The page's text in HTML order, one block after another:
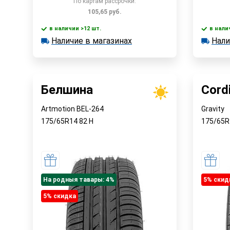
105,65 руб.
В корзину
в наличии >12 шт.
в наличии >12 шт.
Наличие в магазинах в
в
Белшина
Artmotion BEL-264
175/65R1482 H
На родныя тавары: 4%
5% cкидка
Gravity
175/
5%